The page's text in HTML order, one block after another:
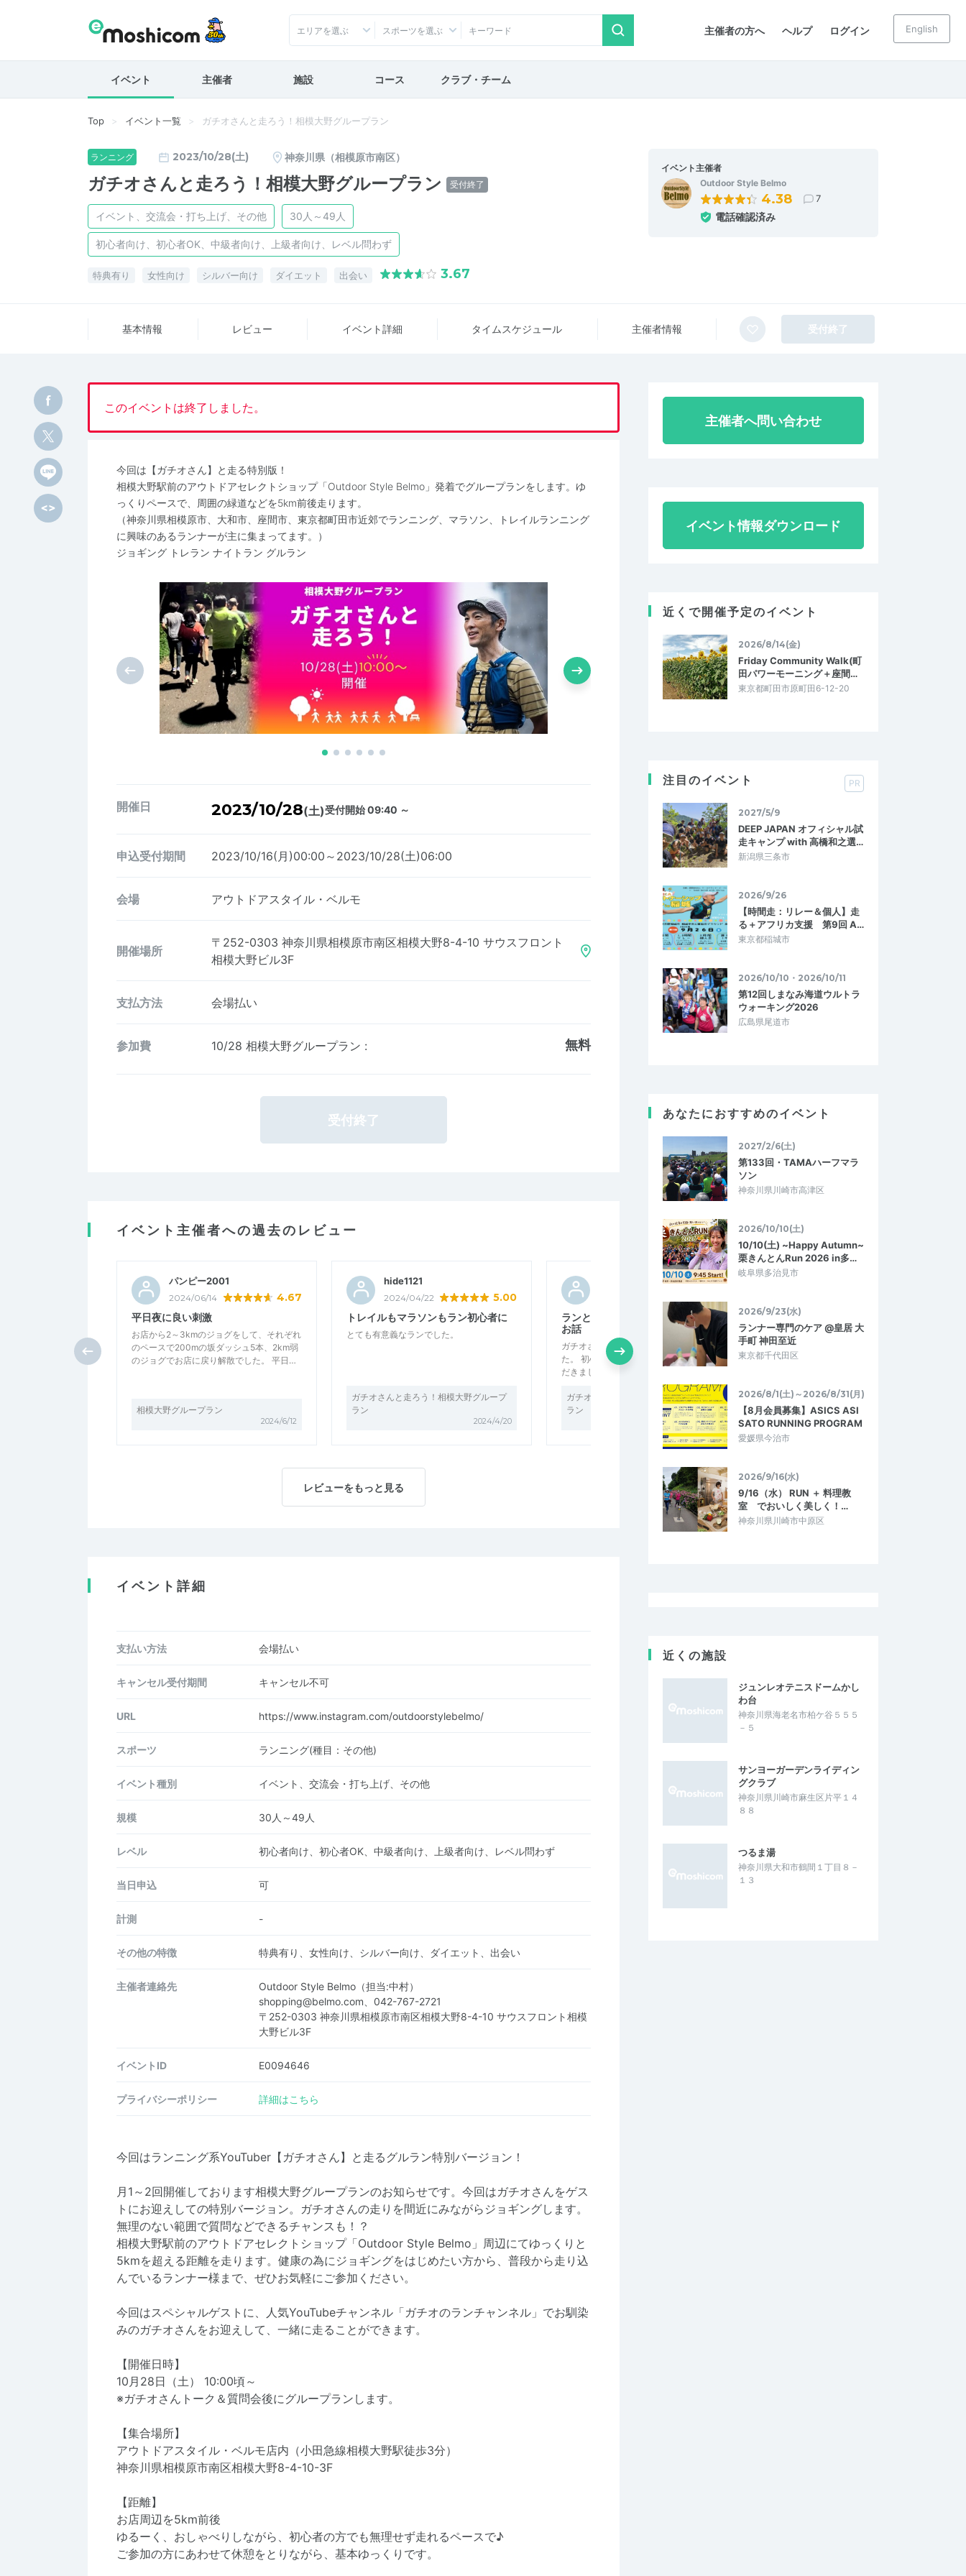
主催者の方へ ヘルプ ログイン
エリアを選ぶ スポーツを選ぶ English
イベント 主催者 施設 コース クラブ・チーム
Top イベント一覧 ガチオさんと走ろう！相模大野グループラン
ランニング 2023/10/28(土) 神奈川県（相模原市南区）
ガチオさんと走ろう！相模大野グループラン 受付終了
イベント、交流会・打ち上げ、その他 30人～49人
初心者向け、初心者OK、中級者向け、上級者向け、レベル問わず
特典有り 女性向け シルバー向け ダイエット 出会い 3.67
イベント主催者
Outdoor Style Belmo
4.38 7
電話確認済み
基本情報 レビュー イベント詳細 タイム スケジュール 主催者情報 受付終了
このイベントは終了しました。
今回は【ガチオさん】と走る特別版！
相模大野駅前のアウトドアセレクトショップ「Outdoor Style Belmo」発着でグループランをします。ゆ
っくりペースで、周囲の緑道などを5km前後走ります。
（神奈川県相模原市、大和市、座間市、東京都町田市近郊でランニング、マラソン、トレイルランニング
に興味のあるランナーが主に集まってます。）
ジョギング トレラン ナイトラン グルラン
開催日 2023/10/28(土)受付開始 09:40 ～
申込受付期間 2023/10/16(月)00:00～2023/10/28(土)06:00
会場 アウトドアスタイル・ベルモ
開催場所
〒252-0303 神奈川県相模原市南区相模大野8-4-10 サウスフロント
相模大野ビル3F
支払方法 会場払い
参加費 10/28 相模大野グループラン : 無料
受付終了
イベント主催者への過去のレビュー
パンピー2001
2024/06/14 4.67
平日夜に良い刺激
お店から2～3kmのジョグをして、それぞれ
のペースで200mの坂ダッシュ5本、2km弱
のジョグでお店に戻り解散でした。 平日…
相模大野グループラン
2024/6/12
hide1121
2024/04/22 5.00
トレイルもマラソンもラン初心者に
とても有意義なランでした。
ガチオさんと走ろう！相模大野グループ
ラン
2024/4/20
ランとトレイルランの基本的知識の
お話
ガチオさんはとても親切で優しい方でし
た。 初心者にいろいろなことを教えていた
だきました。 絵心もあり、Tシャツにかわ…
ガチオさんと走ろう！相模大野グループ
ラン
2024/4/19
気分爽快みんな和気あいあいグルラ
ン^ ^
グループランイベントに初めて参加しまし
た！ガチオさんに実際にお会いしてお話で
ガチオさんと走ろう！相模大野グループ
ラン
レビューをもっと見る
イベント詳細
支払い方法 会場払い
キャンセル受付期間 キャンセル不可
URL https://www.instagram.com/outdoorstylebelmo/
スポーツ ランニング(種目：その他)
イベント種別 イベント、交流会・打ち上げ、その他
規模 30人～49人
レベル 初心者向け、初心者OK、中級者向け、上級者向け、レベル問わず
当日申込 可
計測 -
その他の特徴 特典有り、女性向け、シルバー向け、ダイエット、出会い
主催者連絡先
Outdoor Style Belmo（担当:中村）
shopping@belmo.com、042-767-2721
〒252-0303 神奈川県相模原市南区相模大野8-4-10 サウスフロント相模
大野ビル3F
イベントID E0094646
プライバシーポリシー 詳細はこちら
今回はランニング系YouTuber【ガチオさん】と走るグルラン特別バージョン！
月1～2回開催しております相模大野グループランのお知らせです。今回はガチオさんをゲス
トにお迎えしての特別バージョン。ガチオさんの走りを間近にみながらジョギングします。
無理のない範囲で質問などできるチャンスも！？
相模大野駅前のアウトドアセレクトショップ「Outdoor Style Belmo」周辺にてゆっくりと
5kmを超える距離を走ります。健康の為にジョギングをはじめたい方から、普段から走り込
んでいるランナー様まで、ぜひお気軽にご参加ください。
今回はスペシャルゲストに、人気YouTubeチャンネル「ガチオのランチャンネル」でお馴染
みのガチオさんをお迎えして、一緒に走ることができます。
【開催日時】
10月28日（土） 10:00頃～
※ガチオさんトーク＆質問会後にグループランします。
【集合場所】
アウトドアスタイル・ベルモ店内（小田急線相模大野駅徒歩3分）
神奈川県相模原市南区相模大野8-4-10-3F
【距離】
お店周辺を5km前後
ゆるーく、おしゃべりしながら、初心者の方でも無理せず走れるペースで♪
ご参加の方にあわせて休憩をとりながら、基本ゆっくりです。
主催者へ問い合わせ
イベント情報ダウンロード
近くで開催予定のイベント
2026/8/14(金)
Friday Community Walk(町
田パワーモーニング＋座間…
東京都町田市原町田6-12-20
注目のイベント PR
2027/5/9
DEEP JAPAN オフィシャル試
走キャンプ with 高橋和之選…
新潟県三条市
2026/9/26
【時間走：リレー＆個人】走
る＋アフリカ支援 第9回 A…
東京都稲城市
2026/10/10・2026/10/11
第12回しまなみ海道ウルトラ
ウォーキング2026
広島県尾道市
あなたにおすすめのイベント
2027/2/6(土)
第133回・TAMAハーフマラ
ソン
神奈川県川崎市高津区
2026/10/10(土)
10/10(土) ~Happy Autumn~
栗きんとんRun 2026 in多…
岐阜県多治見市
2026/9/23(水)
ランナー専門のケア @皇居 大
手町 神田至近
東京都千代田区
2026/8/1(土)～2026/8/31(月)
【8月会員募集】ASICS ASI
SATO RUNNING PROGRAM
愛媛県今治市
2026/9/16(水)
9/16（水） RUN ＋ 料理教
室 でおいしく美しく！…
神奈川県川崎市中原区
近くの施設
ジュンレオテニスドームかし
わ台
神奈川県海老名市柏ケ谷５５５
－５
サンヨーガーデンライディン
グクラブ
神奈川県川崎市麻生区片平１４
８８
つるま湯
神奈川県大和市鶴間１丁目８－
１３